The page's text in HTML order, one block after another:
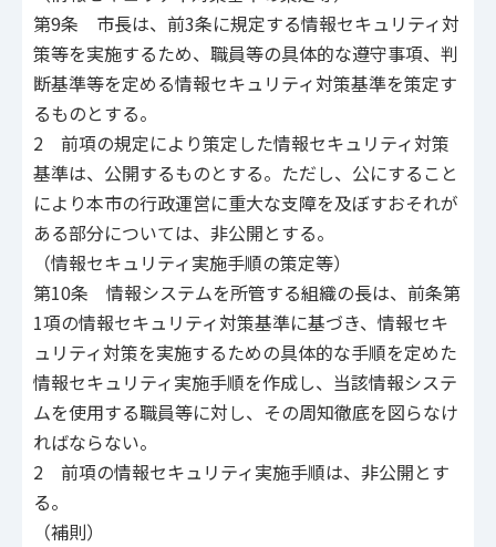
第9条 市長は、前3条に規定する情報セキュリティ対
策等を実施するため、職員等の具体的な遵守事項、判
断基準等を定める情報セキュリティ対策基準を策定す
るものとする。
2 前項の規定により策定した情報セキュリティ対策
基準は、公開するものとする。ただし、公にすること
により本市の行政運営に重大な支障を及ぼすおそれが
ある部分については、非公開とする。
（情報セキュリティ実施手順の策定等）
第10条 情報システムを所管する組織の長は、前条第
1項の情報セキュリティ対策基準に基づき、情報セキ
ュリティ対策を実施するための具体的な手順を定めた
情報セキュリティ実施手順を作成し、当該情報システ
ムを使用する職員等に対し、その周知徹底を図らなけ
ればならない。
2 前項の情報セキュリティ実施手順は、非公開とす
る。
（補則）